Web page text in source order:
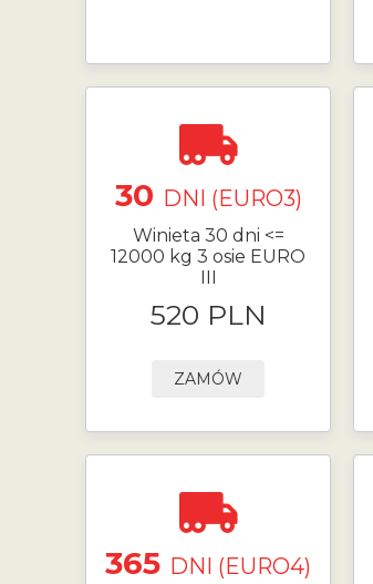
30 DNI (EURO3)
Winieta 30 dni <=
12000 kg 3 osie EURO
520 PLN
ZAMÓW
365 DNI (EURO4)